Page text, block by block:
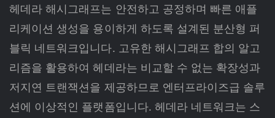
헤데라 해시그래프는 안전하고 공정하며 빠른 애플
리케이션 생성을 용이하게 하도록 설계된 분산형 퍼
블릭 네트워크입니다. 고유한 해시그래프 합의 알고
리즘을 활용하여 헤데라는 비교할 수 없는 확장성과
저지연 트랜잭션을 제공하므로 엔터프라이즈급 솔루
션에 이상적인 플랫폼입니다. 헤데라 네트워크는 스